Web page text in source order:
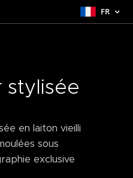
FR
stylisée
en laiton vieilli
sous
exclusive